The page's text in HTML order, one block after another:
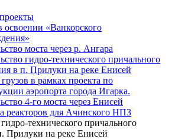
освоении «Ванкорского
моста через р. Ангара
гидро-технического причального
в п. Прилуки на реке Енисей
в рамках проекта по
аэропорта города Игарка.
4-го моста через Енисей
реакторов для Ачинского НПЗ
технического причального
Прилуки на реке Енисей